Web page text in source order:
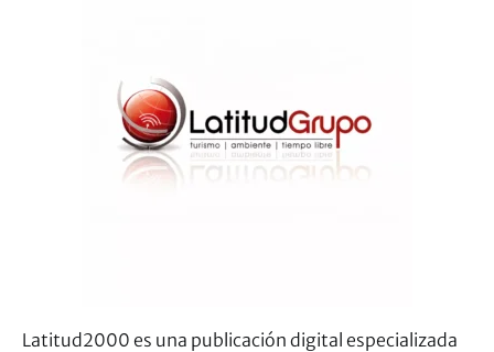
Latitud2000 es una publicación digital especializada